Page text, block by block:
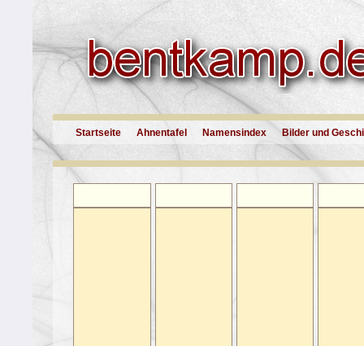
Startseite Ahnentafel Namensindex Bilder und